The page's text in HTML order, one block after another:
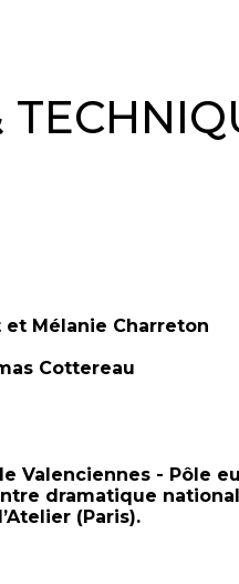
Mélanie Charreton
Cottereau
Valenciennes - Pôle
dramatique
(Paris).